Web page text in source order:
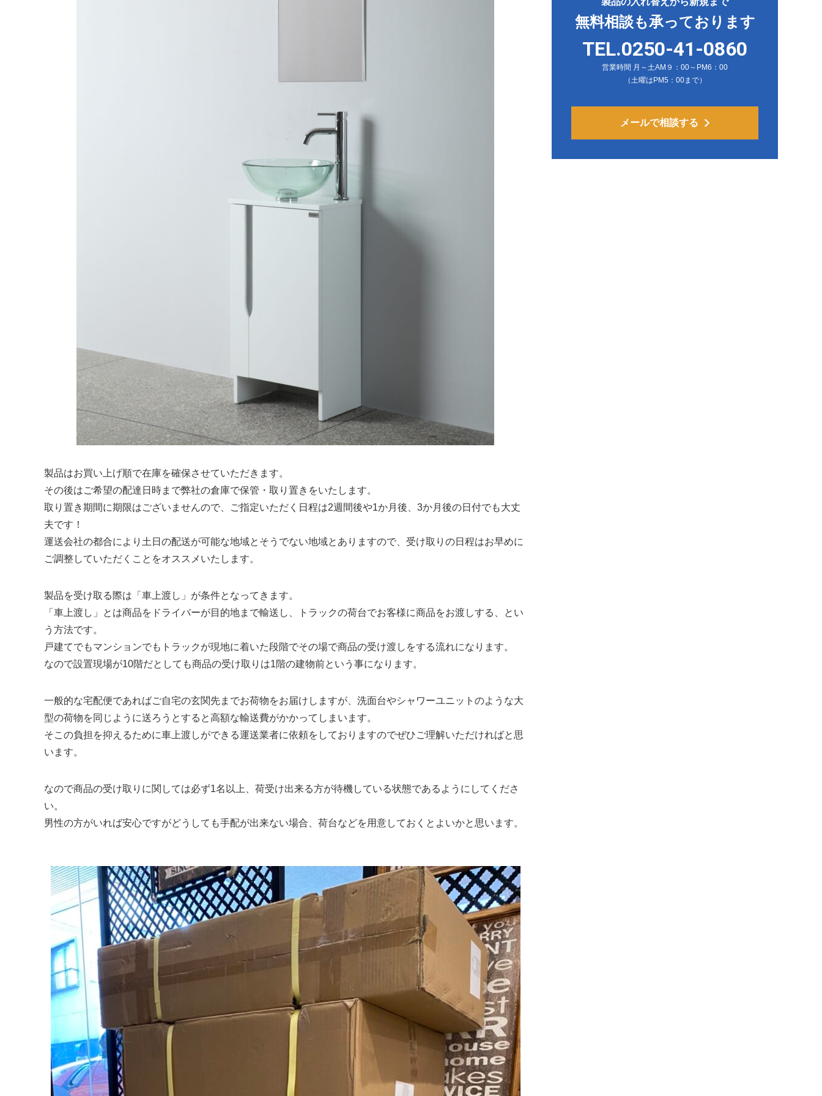
製品はお買い上げ順で在庫を確保させていただきます。
その後はご希望の配達日時まで弊社の倉庫で保管・取り置きをいたします。
取り置き期間に期限はございませんので、ご指定いただく日程は2週間後や1か月後、3か月後の日付でも大丈
夫です！
運送会社の都合により土日の配送が可能な地域とそうでない地域とありますので、受け取りの日程はお早めに
ご調整していただくことをオススメいたします。
製品を受け取る際は「車上渡し」が条件となってきます。
「車上渡し」とは商品をドライバーが目的地まで輸送し、トラックの荷台でお客様に商品をお渡しする、とい
う方法です。
戸建てでもマンションでもトラックが現地に着いた段階でその場で商品の受け渡しをする流れになります。
なので設置現場が10階だとしても商品の受け取りは1階の建物前という事になります。
一般的な宅配便であればご自宅の玄関先までお荷物をお届けしますが、洗面台やシャワーユニットのような大
型の荷物を同じように送ろうとすると高額な輸送費がかかってしまいます。
そこの負担を抑えるために車上渡しができる運送業者に依頼をしておりますのでぜひご理解いただければと思
います。
なので商品の受け取りに関しては必ず1名以上、荷受け出来る方が待機している状態であるようにしてくださ
い。
男性の方がいれば安心ですがどうしても手配が出来ない場合、荷台などを用意しておくとよいかと思います。
無料相談も承っております
TEL.0250-41-0860
営業時間 月～土AM９：00～PM6：00
（土曜はPM5：00まで）
メールで相談する